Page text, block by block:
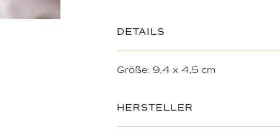
DETAILS
Größe: 9,4 x 4,5 cm
HERSTELLER